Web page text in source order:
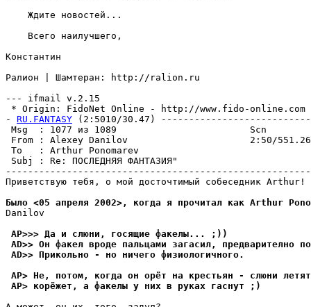
    Ждите новостей...
    Всего наилучшего,
Константин
Ралион | Шамтеран: http://ralion.ru
--- ifmail v.2.15
* Origin: FidoNet Online - http://www.fido-online.com
- RU.FANTASY (2:5010/30.47)
Msg  : 1077 из 1089                        Scn
From : Alexey Danilov                      2:50/551.26
To   : Arthur Ponomarev
Subj : Re: ПОСЛЕДНЯЯ ФАНТАЗИЯ"
Приветствую тебя, о мой досточтимый собеседник Arthur!
Было <05 апреля 2002>, когда я прочитал как Arthur
Danilov
AP>>> Да и слюни, госящие факелы... ;))
AD>> Он факел вроде пальцами загасил, предварително
AD>> Прикольно - но ничего физиологичного.
AP> Не, потом, когда он оpёт на кpестьян - слюни
AP> коpёжет, а факелы y них в pyках гаснyт ;)